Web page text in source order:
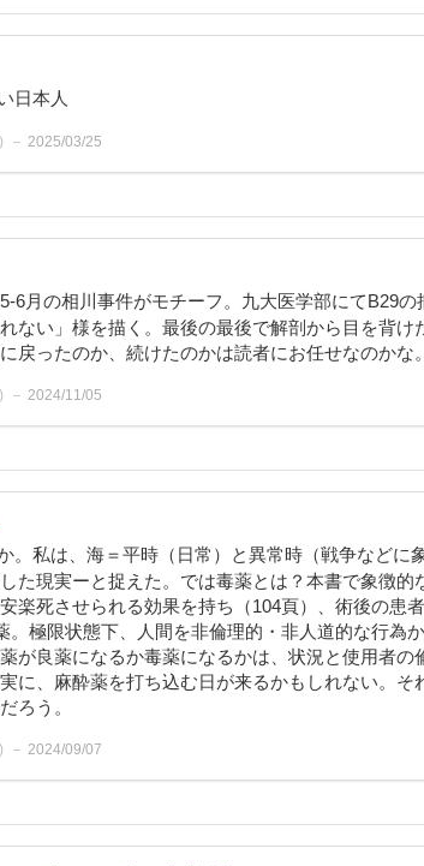
日本人
) 2025/03/25
6月の相川事件がモチーフ。九大医学部にてB29の
ない」様を描く。最後の最後で解剖から目を背け
戻ったのか、続けたのかは読者にお任せなのかな。
) 2024/11/05
。私は、海＝平時（日常）と異常時（戦争などに
た現実ーと捉えた。では毒薬とは？本書で象徴的
楽死させられる効果を持ち（104頁）、術後の患
。極限状態下、人間を非倫理的・非人道的な行為
が良薬になるか毒薬になるかは、状況と使用者の
に、麻酔薬を打ち込む日が来るかもしれない。そ
ろう。
) 2024/09/07